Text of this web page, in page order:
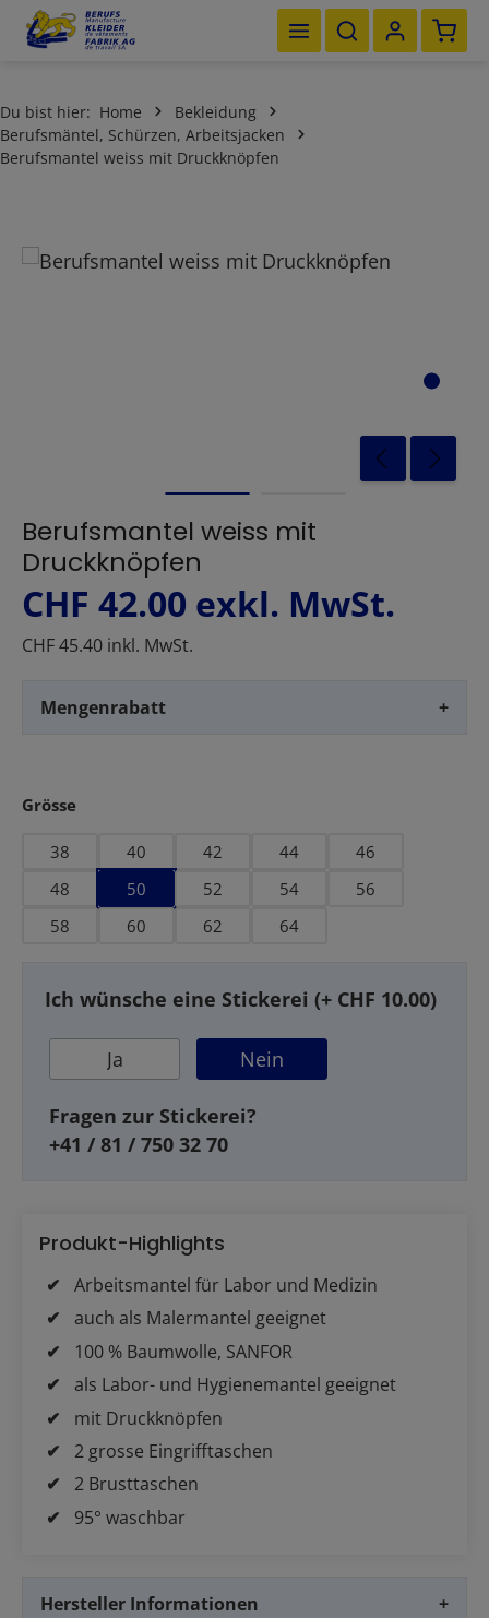
Zum Hauptinhalt springen
Du bist hier: Home
Bekleidung
Berufsmäntel, Schürzen, Arbeitsjacken
Berufsmantel weiss mit Druckknöpfen
Bildergalerie überspringen
Berufsmantel weiss mit
Druckknöpfen
CHF 42.00 exkl. MwSt.
CHF 45.40 inkl. MwSt.
Mengenrabatt +
Grösse
38 40 42 44
46
48
50 52 54
56
58
60 62 64
Ich wünsche eine Stickerei (+ CHF 10.00)
Ja Nein
Fragen zur Stickerei?
+41 / 81 / 750 32 70
Produkt-Highlights
Arbeitsmantel für Labor und Medizin
auch als Malermantel geeignet
100 % Baumwolle, SANFOR
als Labor- und Hygienemantel geeignet
mit Druckknöpfen
2 grosse Eingrifftaschen
2 Brusttaschen
95° waschbar
Hersteller Informationen +